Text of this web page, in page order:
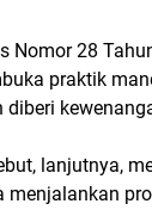
Nomor 28
praktik
lanjutnya,
menjalankan